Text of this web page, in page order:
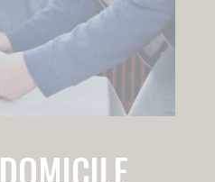
DE
il peut
le logement du
ce service.
Amicial